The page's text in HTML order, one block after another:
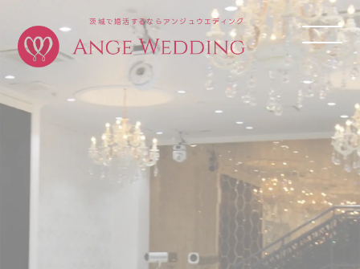
茨城で婚活するならアンジュウエディング